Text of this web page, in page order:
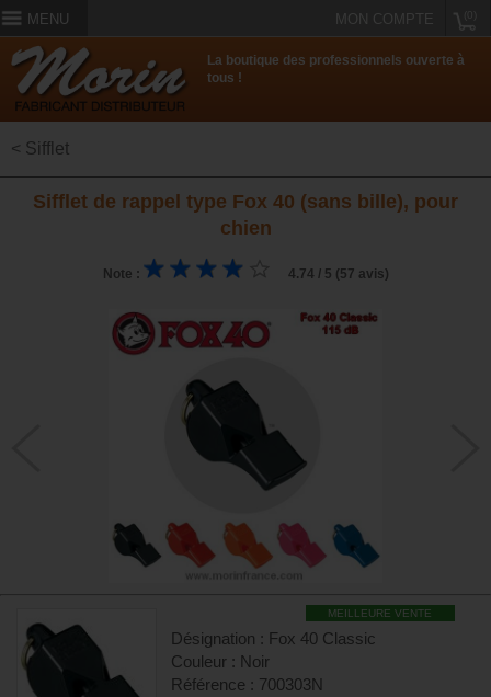
MENU MON COMPTE
La boutique des professionnels ouverte à
tous !
< Sifflet
Sifflet de rappel type Fox 40 (sans bille), pour
chien
Note : 4.74 / 5 (57 avis)
MEILLEURE VENTE
Désignation : Fox 40 Classic
Couleur : Noir
Référence : 700303N